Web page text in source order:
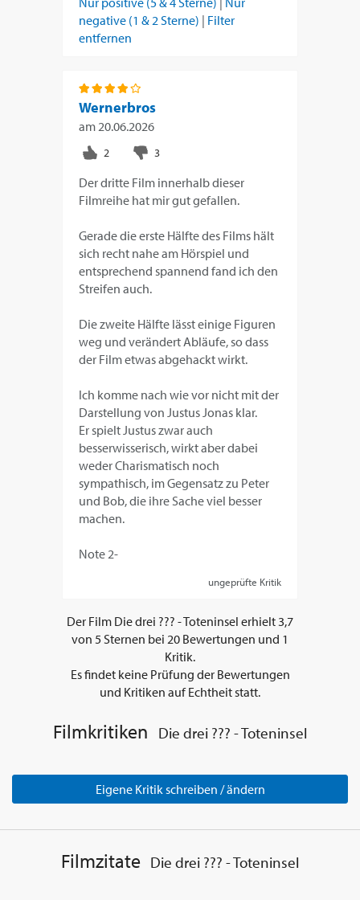
negative (1 & 2 Sterne) | Filter
entfernen
Wernerbros
am 20.06.2026
Der dritte Film innerhalb dieser
Filmreihe hat mir gut gefallen.
Gerade die erste Hälfte des Films hält
sich recht nahe am Hörspiel und
entsprechend spannend fand ich den
Streifen auch.
Die zweite Hälfte lässt einige Figuren
weg und verändert Abläufe, so dass
der Film etwas abgehackt wirkt.
Ich komme nach wie vor nicht mit der
Darstellung von Justus Jonas klar.
Er spielt Justus zwar auch
besserwisserisch, wirkt aber dabei
weder Charismatisch noch
sympathisch, im Gegensatz zu Peter
und Bob, die ihre Sache viel besser
machen.
Note 2-
ungeprüfte Kritik
Der Film Die drei ??? - Toteninsel erhielt 3,7
von 5 Sternen bei 20 Bewertungen und 1
Kritik.
Es findet keine Prüfung der Bewertungen
und Kritiken auf Echtheit statt.
Filmkritiken Die drei ??? - Toteninsel
Eigene Kritik schreiben / ändern
Filmzitate Die drei ??? - Toteninsel